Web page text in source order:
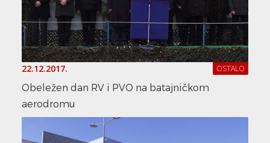
22.12.2017. OSTALO
Obeležen dan RV i PVO na batajničkom
aerodromu